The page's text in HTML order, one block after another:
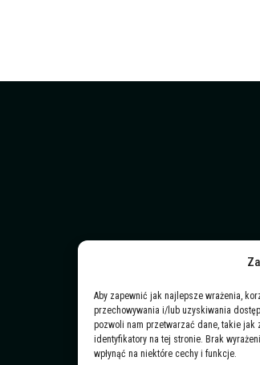
Aby zapewnić jak najlepsze wrażenia,
przechowywania i/lub uzyskiwania
pozwoli nam przetwarzać dane, takie
identyfikatory na tej stronie. Brak
wpłynąć na niektóre cechy i funkcje.